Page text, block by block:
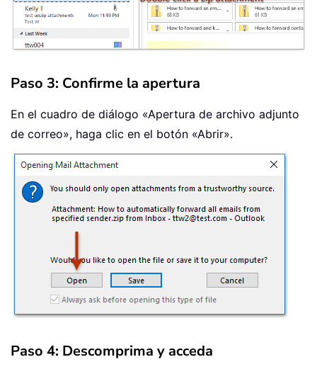
Paso 3: Confirme la apertura
En el cuadro de diálogo «Apertura de archivo adjunto
de correo», haga clic en el botón «Abrir».
Paso 4: Descomprima y acceda